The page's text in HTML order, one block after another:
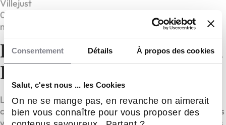
Consentement Détails À propos des cookies
Salut, c'est nous ... les Cookies
On ne se mange pas, en revanche on aimerait
bien vous connaître pour vous proposer des
Villejust
01 60 19 74 71
mbe3420@mbefrance.fr
Rejoignez l’aventure Mail
Boxes Etc. !
Le parcours de Reda vous inspire ? Que vous soyez un
cadre en reconversion ou un entrepreneur aguerri, nous